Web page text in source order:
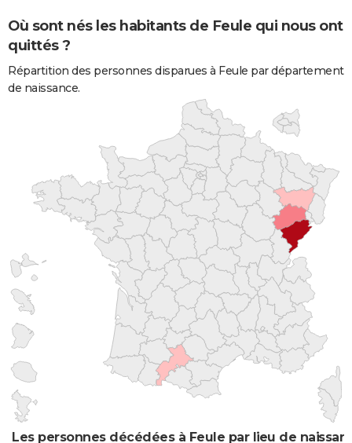
Où sont nés les habitants de Feule qui nous ont
quittés ?
Répartition des personnes disparues à Feule par département
de naissance.
Les personnes décédées à Feule par lieu de